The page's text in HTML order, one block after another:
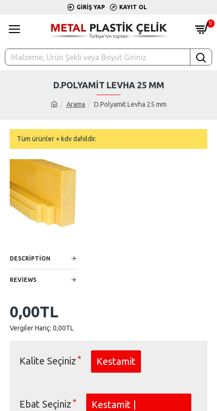
GIRIŞ YAP KAYIT OL
0
Arama D.Polyamit Levha 25 mm
D.POLYAMIT LEVHA 25 MM
Tüm ürünler + kdv dahildir.
DESCRIPTION
REVIEWS
0,00TL
Vergiler Hariç: 0,00TL
Kalite Seçiniz Kestamit
Ebat Seçiniz
Kestamit |